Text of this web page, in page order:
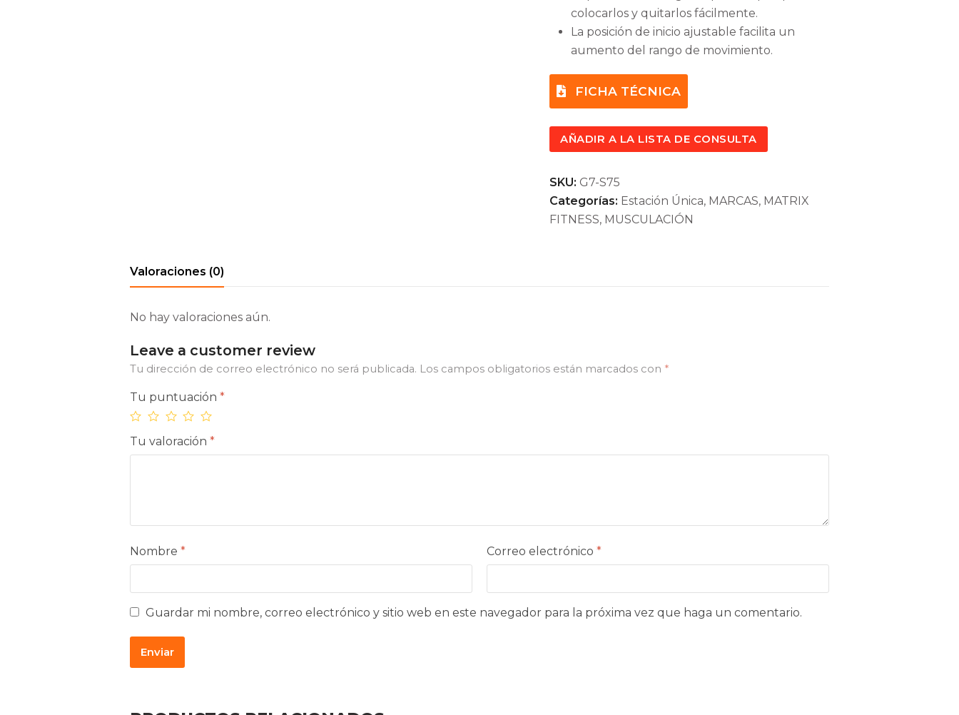
colocarlos y quitarlos fácilmente.
La posición de inicio ajustable facilita un
aumento del rango de movimiento.
FICHA TÉCNICA
AÑADIR A LA LISTA DE CONSULTA
SKU: G7-S75
Categorías: Estación Única, MARCAS, MATRIX
FITNESS, MUSCULACIÓN
Valoraciones (0)
No hay valoraciones aún.
Leave a customer review
Tu dirección de correo electrónico no será publicada. Los campos obligatorios están marcados con *
Tu puntuación *
Tu valoración *
Nombre * Correo electrónico *
Guardar mi nombre, correo electrónico y sitio web en este navegador para la próxima vez que haga un comentario.